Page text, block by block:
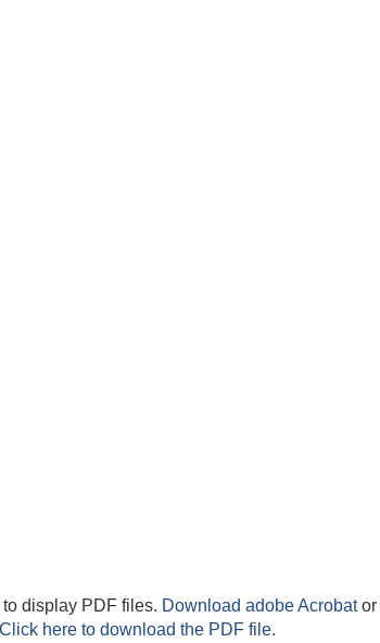
display PDF files. Download adobe Acrobator
Click here to download the PDF file.